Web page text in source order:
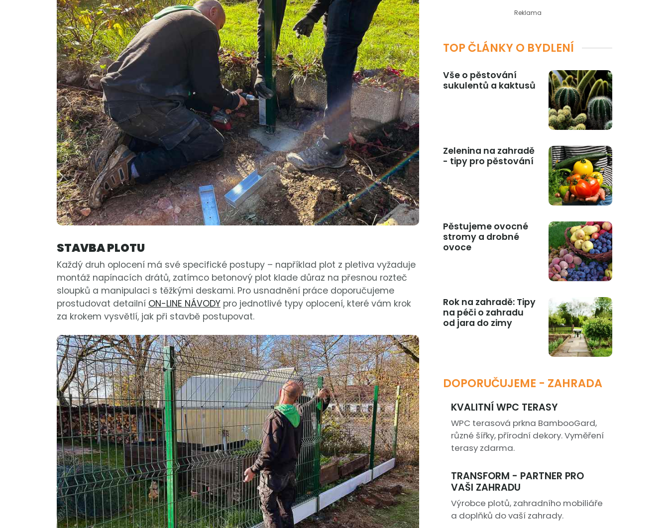
STAVBA PLOTU
Každý druh oplocení má své specifické postupy – například plot z pletiva vyžaduje
montáž napínacích drátů, zatímco betonový plot klade důraz na přesnou rozteč
sloupků a manipulaci s těžkými deskami. Pro usnadnění práce doporučujeme
prostudovat detailní ON-LINE NÁVODY pro jednotlivé typy oplocení, které vám krok
za krokem vysvětlí, jak při stavbě postupovat.
Reklama
TOP ČLÁNKY O BYDLENÍ
Vše o pěstování
sukulentů a kaktusů
Zelenina na zahradě
- tipy pro pěstování
Pěstujeme ovocné
stromy a drobné
ovoce
Rok na zahradě: Tipy
na péči o zahradu
od jara do zimy
DOPORUČUJEME - ZAHRADA
KVALITNÍ WPC TERASY
WPC terasová prkna BambooGard,
různé šířky, přírodní dekory. Vyměření
terasy zdarma.
TRANSFORM - PARTNER PRO
VAŠI ZAHRADU
Výrobce plotů, zahradního mobiliáře
a doplňků do vaší zahrady.